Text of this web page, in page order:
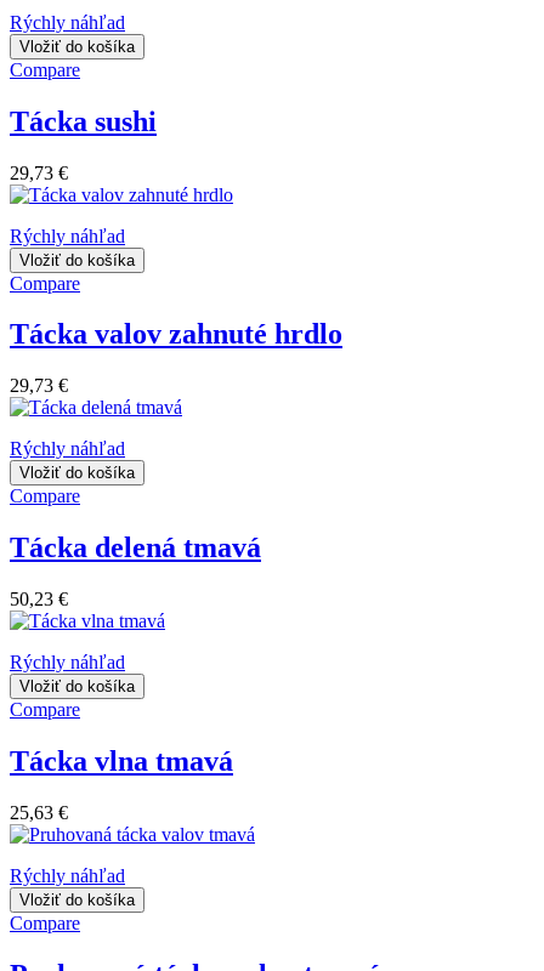
Rýchly náhľad
Vložiť do košíka
Compare
Tácka sushi
29,73 €
Rýchly náhľad
Vložiť do košíka
Compare
Tácka valov zahnuté hrdlo
29,73 €
Rýchly náhľad
Vložiť do košíka
Compare
Tácka delená tmavá
50,23 €
Rýchly náhľad
Vložiť do košíka
Compare
Tácka vlna tmavá
25,63 €
Rýchly náhľad
Vložiť do košíka
Compare